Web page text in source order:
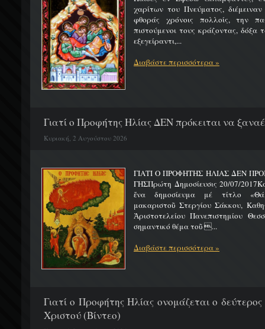
χαρίτων του Πνεύματος,
φθοράς χρόνοις πολλοίς, την
πιστούμενοι τους κράζοντας,
εξεγείραντι,...
Διαβάστε περισσότερα »
Γιατί ο Προφήτης Ηλίας ΔΕΝ πρόκειται να
Κυριακή, 2 Αυγούστου 2026
ΓΙΑΤΙ Ο ΠΡΟΦΗΤΗΣ ΗΛΙΑΣ ΔΕΝ
ΓΗΣΠρώτη Δημοσίευσις 20/07/
ἕνα δημοσίευμα μέ τίτλο
μακαριστοῦ Στεργίου Σάκκου,
Ἀριστοτελείου Πανεπιστημίου
σημαντικό θέμα τοῦ ...
Διαβάστε περισσότερα »
Γιατί ο Προφήτης Ηλίας ονομάζεται ο
Χριστού (Βίντεο)